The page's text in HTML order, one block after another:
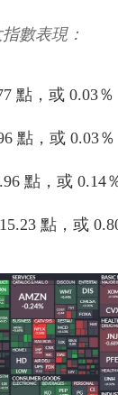
數表現：
點，或 0.03％
點，或 0.03
點，或 0.14
點，或